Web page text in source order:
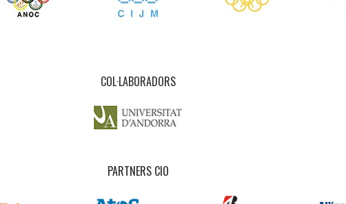
COL·LABORADORS
PARTNERS CIO